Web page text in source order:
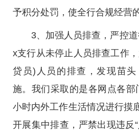
予积分处罚，使全行合规经营
3、加强人员排查，严控
x支行从未停止人员排查工作
贷员)人员的排查，发现苗
施。我们采取的是各网点各部
小时内外工作生活情况进行摸
开展集中排查，严禁出现违反